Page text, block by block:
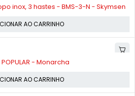
inox, 3 hastes - BMS-3-N - Skymsen
AO CARRINHO
- Monarcha
AO CARRINHO